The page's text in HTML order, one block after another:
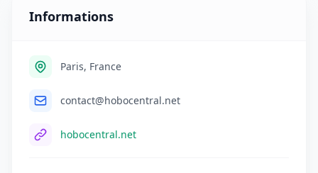
Informations
Paris, France
contact@hobocentral.net
hobocentral.net